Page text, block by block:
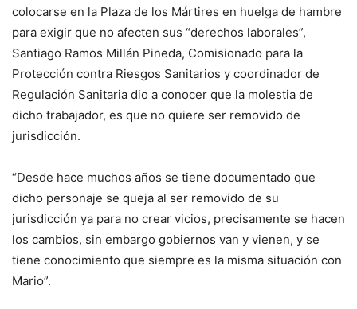
colocarse en la Plaza de los Mártires en huelga de hambre
para exigir que no afecten sus “derechos laborales”,
Santiago Ramos Millán Pineda, Comisionado para la
Protección contra Riesgos Sanitarios y coordinador de
Regulación Sanitaria dio a conocer que la molestia de
dicho trabajador, es que no quiere ser removido de
jurisdicción.
“Desde hace muchos años se tiene documentado que
dicho personaje se queja al ser removido de su
jurisdicción ya para no crear vicios, precisamente se hacen
los cambios, sin embargo gobiernos van y vienen, y se
tiene conocimiento que siempre es la misma situación con
Mario”.